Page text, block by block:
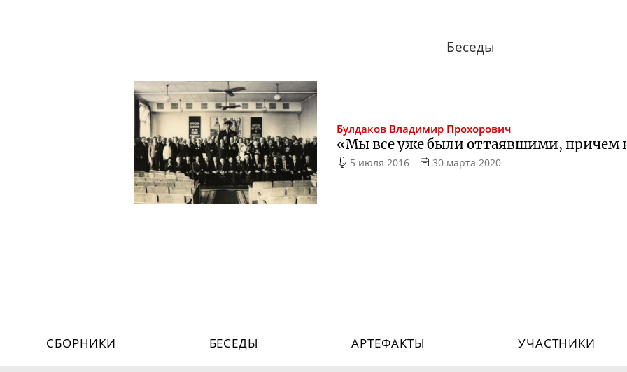
Беседы
Булдаков Владимир Прохорович
«Мы все уже были оттаявшими, причем
5 июля 2016 30 марта 2020
СБОРНИКИ БЕСЕДЫ АРТЕФАКТЫ УЧАСТНИКИ